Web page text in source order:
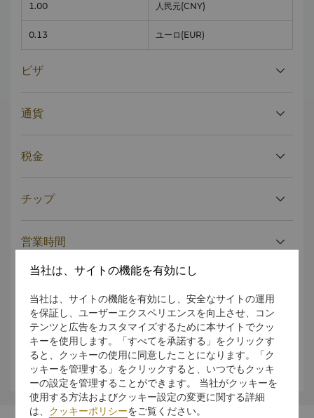
1.00 人民元(CNY)
0.13 ユーロ (EUR)
ビザ
通貨
税金
チップ
営業時間
服装
気候
当社は、サイトの機能を有効にし
当社は、サイトの機能を有効にし、安全なサイトの運用
を保証し、ユーザーエクスペリエンスを向上させ、コン
テンツと広告をカスタマイズするために本サイトでクッ
キーを使用します。「すべてを承諾する」をクリックす
ると、クッキーの使用に同意したことになります。「ク
ッキーを管理する」をクリックすると、いつでもクッキ
ーの設定を管理することができます。 当社がクッキーを
使用する方法およびクッキー設定の変更に関する詳細
は、 クッキーポリシーをご覧ください。